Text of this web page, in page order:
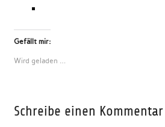
Gefällt mir:
Wird geladen …
Schreibe einen Kommentar